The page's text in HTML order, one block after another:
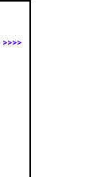
>>>>